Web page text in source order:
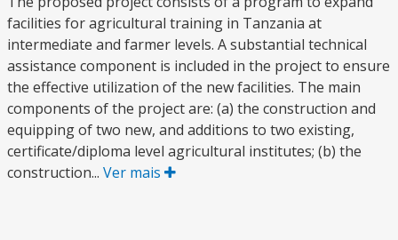
facilities for agricultural training in Tanzania at
intermediate and farmer levels. A substantial technical
assistance component is included in the project to ensure
the effective utilization of the new facilities. The main
components of the project are: (a) the construction and
equipping of two new, and additions to two existing,
certificate/diploma level agricultural institutes; (b) the
construction... Ver mais